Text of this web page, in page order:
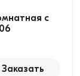
с
Заказать